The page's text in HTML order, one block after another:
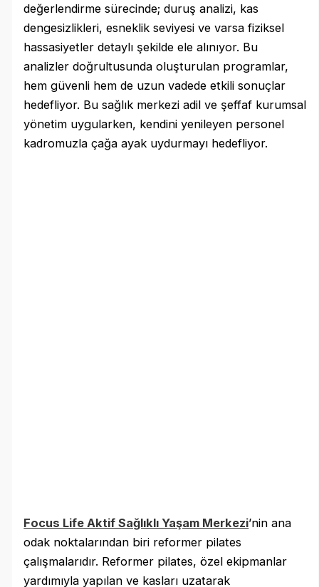
değerlendirme sürecinde; duruş analizi, kas
dengesizlikleri, esneklik seviyesi ve varsa fiziksel
hassasiyetler detaylı şekilde ele alınıyor. Bu
analizler doğrultusunda oluşturulan programlar,
hem güvenli hem de uzun vadede etkili sonuçlar
hedefliyor. Bu sağlık merkezi adil ve şeffaf kurumsal
yönetim uygularken, kendini yenileyen personel
kadromuzla çağa ayak uydurmayı hedefliyor.
Focus Life Aktif Sağlıklı Yaşam Merkezi’nin ana
odak noktalarından biri reformer pilates
çalışmalarıdır. Reformer pilates, özel ekipmanlar
yardımıyla yapılan ve kasları uzatarak